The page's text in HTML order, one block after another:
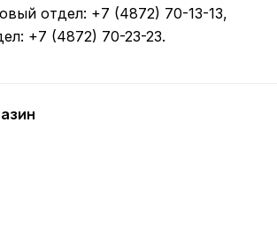
отдел: +7 (4872) 70-13-13,
+7 (4872) 70-23-23.